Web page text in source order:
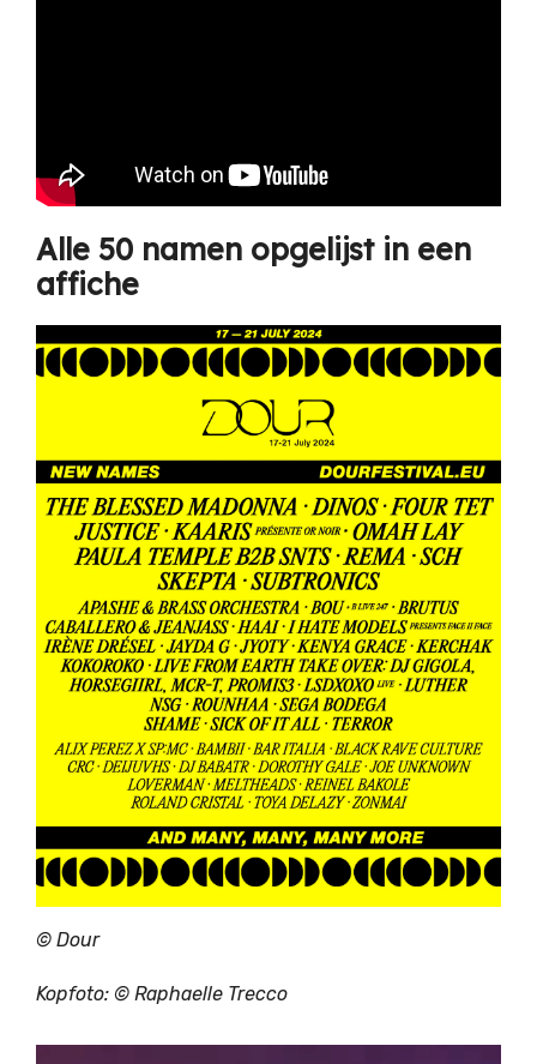
Alle 50 namen opgelijst in een
affiche
© Dour
Kopfoto: © Raphaelle Trecco